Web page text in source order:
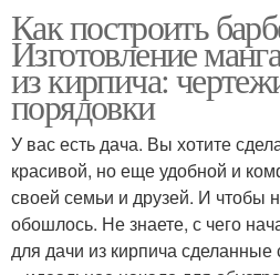
Как построить
Изготовление
из кирпича:
порядовки
У вас есть дача. Вы хотите
красивой, но еще удобной и
своей семьи и друзей. И чтобы
обошлось. Не знаете, с чего
для дачи из кирпича